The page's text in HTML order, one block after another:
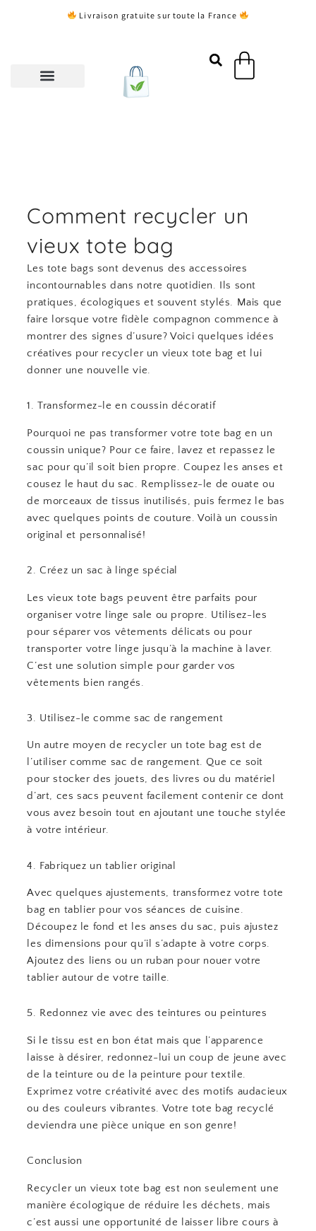
Livraison gratuite sur toute la France
Panier
Comment recycler un
vieux tote bag
Les tote bags sont devenus des accessoires
incontournables dans notre quotidien. Ils sont
pratiques, écologiques et souvent stylés. Mais que
faire lorsque votre fidèle compagnon commence à
montrer des signes d’usure? Voici quelques idées
créatives pour recycler un vieux tote bag et lui
donner une nouvelle vie.
1. Transformez-le en coussin décoratif
Pourquoi ne pas transformer votre tote bag en un
coussin unique? Pour ce faire, lavez et repassez le
sac pour qu’il soit bien propre. Coupez les anses et
cousez le haut du sac. Remplissez-le de ouate ou
de morceaux de tissus inutilisés, puis fermez le bas
avec quelques points de couture. Voilà un coussin
original et personnalisé!
2. Créez un sac à linge spécial
Les vieux tote bags peuvent être parfaits pour
organiser votre linge sale ou propre. Utilisez-les
pour séparer vos vêtements délicats ou pour
transporter votre linge jusqu’à la machine à laver.
C’est une solution simple pour garder vos
vêtements bien rangés.
3. Utilisez-le comme sac de rangement
Un autre moyen de recycler un tote bag est de
l’utiliser comme sac de rangement. Que ce soit
pour stocker des jouets, des livres ou du matériel
d’art, ces sacs peuvent facilement contenir ce dont
vous avez besoin tout en ajoutant une touche stylée
à votre intérieur.
4. Fabriquez un tablier original
Avec quelques ajustements, transformez votre tote
bag en tablier pour vos séances de cuisine.
Découpez le fond et les anses du sac, puis ajustez
les dimensions pour qu’il s’adapte à votre corps.
Ajoutez des liens ou un ruban pour nouer votre
tablier autour de votre taille.
5. Redonnez vie avec des teintures ou peintures
Si le tissu est en bon état mais que l’apparence
laisse à désirer, redonnez-lui un coup de jeune avec
de la teinture ou de la peinture pour textile.
Exprimez votre créativité avec des motifs audacieux
ou des couleurs vibrantes. Votre tote bag recyclé
deviendra une pièce unique en son genre!
Conclusion
Recycler un vieux tote bag est non seulement une
manière écologique de réduire les déchets, mais
c’est aussi une opportunité de laisser libre cours à